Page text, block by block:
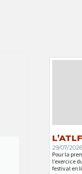
29/07/2026
Pour la
l’exercice
festival en